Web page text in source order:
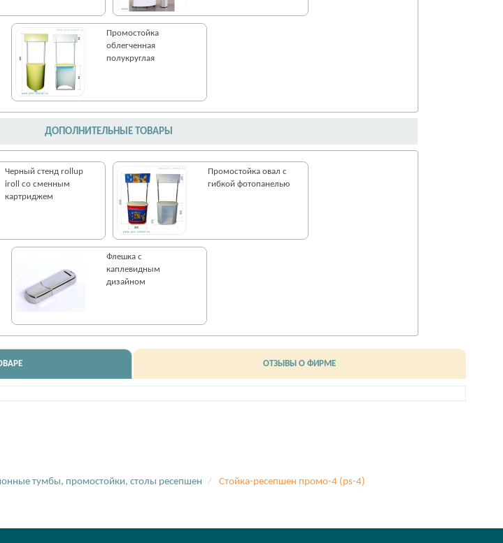
Промостойка
облегченная
полукруглая
ДОПОЛНИТЕЛЬНЫЕ ТОВАРЫ
Черный стенд rollup
iroll со сменным
картриджем
Промостойка овал с
гибкой фотопанелью
Флешка c
каплевидным
дизайном
ОТЗЫВЫ О ФИРМЕ
тумбы, промостойки, столы ресепшен Стойка-ресепшен промо-4 (ps-4)